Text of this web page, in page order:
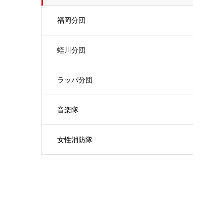
福岡分団
蛭川分団
ラッパ分団
音楽隊
女性消防隊